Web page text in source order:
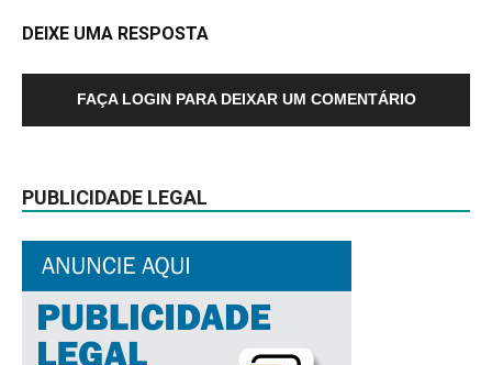
DEIXE UMA RESPOSTA
FAÇA LOGIN PARA DEIXAR UM COMENTÁRIO
PUBLICIDADE LEGAL